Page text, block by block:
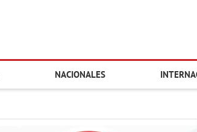
NACIONALES